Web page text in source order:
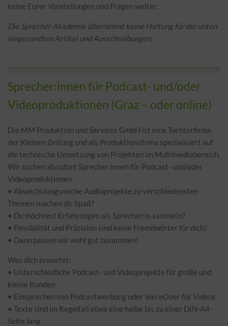
keine Eurer Vorstellungen und Fragen weiter.
Die Sprecher Akademie übernimmt keine Haftung für die unten
eingesandten Artikel und Ausschreibungen.
Sprecher:innen für Podcast- und/oder
Videoproduktionen (Graz – oder online)
Die MM Produktion und Services GmbH ist eine Tochterfirma
der Kleinen Zeitung und als Produktionsfirma spezialisiert auf
die technische Umsetzung von Projekten im Multimediabereich.
Wir suchen ab sofort Sprecher:innen für Podcast- und/oder
Videoproduktionen
• Abwechslungsreiche Audioprojekte zu verschiedensten
Themen machen dir Spaß?
• Du möchtest Erfahrungen als Sprecher:in sammeln?
• Flexibilität und Präzision sind keine Fremdwörter für dich?
• Dann passen wir wohl gut zusammen!
Was dich erwartet:
• Unterschiedliche Podcast- und Videoprojekte für große und
kleine Kunden
• Einsprechen von Podcastwerbung oder VoiceOver für Videos
• Texte sind im Regelfall etwa eine halbe bis zu einer DIN-A4-
Seite lang